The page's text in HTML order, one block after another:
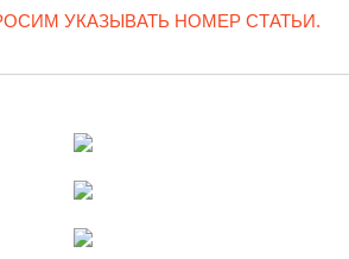
УКАЗЫВАТЬ НОМЕР СТАТЬИ.